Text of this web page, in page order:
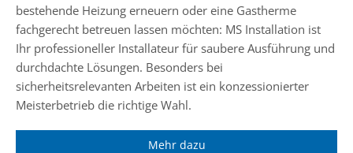
bestehende Heizung erneuern oder eine Gastherme
fachgerecht betreuen lassen möchten: MS Installation ist
Ihr professioneller Installateur für saubere Ausführung und
durchdachte Lösungen. Besonders bei
sicherheitsrelevanten Arbeiten ist ein konzessionierter
Meisterbetrieb die richtige Wahl.
Mehr dazu